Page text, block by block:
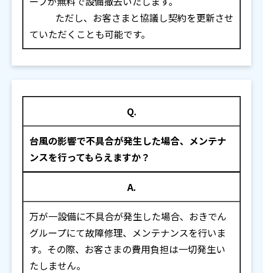
ただし、お客さまと協議し契約を更新させ
ていただくことも可能です。
Q.
台風の影響で不具合が発生した場合、メンテナ
ンスを行ってもらえますか？
A.
万が一設備に不具合が発生した場合、おきでん
グループにて故障修理、メンテナンスを行いま
す。その際、お客さまの費用負担は一切発生い
たしません。